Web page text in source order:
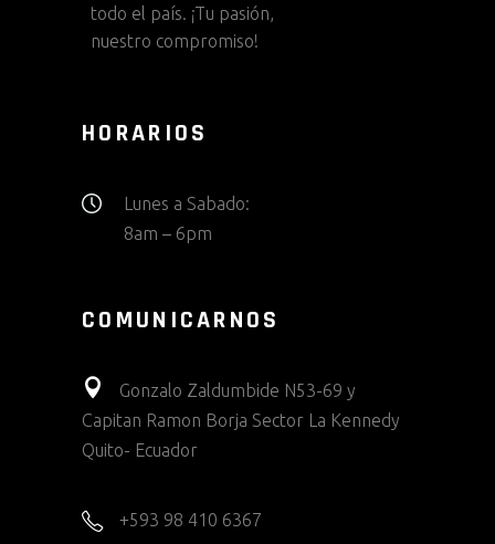
todo el país. ¡Tu pasión,
nuestro compromiso!
HORARIOS
Lunes a Sabado:
8am – 6pm
COMUNICARNOS
Gonzalo Zaldumbide N53-69 y
Capitan Ramon Borja Sector La Kennedy
Quito- Ecuador
+593 98 410 6367